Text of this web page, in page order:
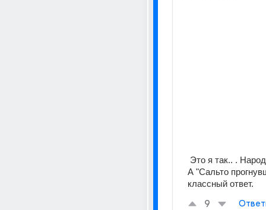
А "Сальто
классный ответ.
9